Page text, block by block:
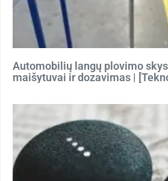
Automobilių langų plovimo
maišytuvai ir dozavimas |